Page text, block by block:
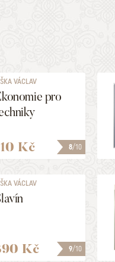
8/10
VÁCLAV
pro
Kč
9/10
VÁCLAV
Kč